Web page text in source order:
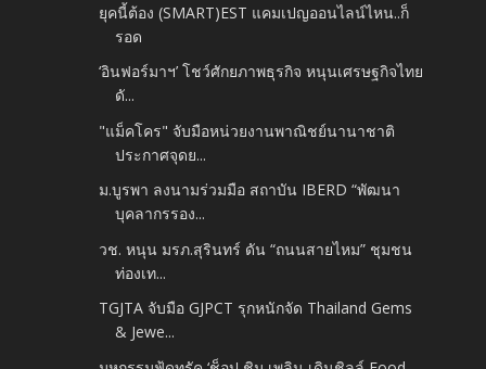
ยุคนี้ต้อง (SMART)EST แคมเปญออนไลน์ไหน..ก็
รอด
‘อินฟอร์มาฯ’ โชว์ศักยภาพธุรกิจ หนุนเศรษฐกิจไทย
ดั...
"แม็คโคร" จับมือหน่วยงานพาณิชย์นานาชาติ
ประกาศจุดย...
ม.บูรพา ลงนามร่วมมือ สถาบัน IBERD “พัฒนา
บุคลากรรอง...
วช. หนุน มรภ.สุรินทร์ ดัน “ถนนสายไหม” ชุมชน
ท่องเท...
TGJTA จับมือ GJPCT รุกหนักจัด Thailand Gems
& Jewe...